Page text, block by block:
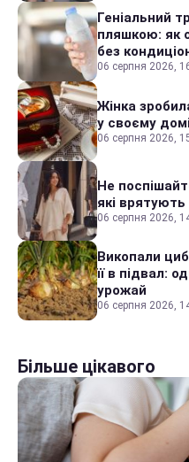
Геніальний
пляшкою: як
без
06 серпня 2026,
Жінка
у своєму
06 серпня 2026,
Не
які
06 серпня 2026,
Викопали
її в підвал:
урожай
06 серпня 2026,
Більше цікавого